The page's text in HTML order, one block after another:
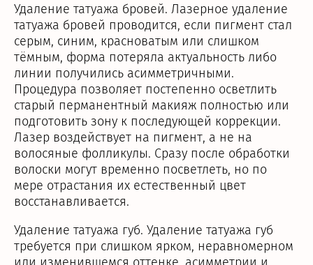
Удаление татуажа бровей. Лазерное удаление
татуажа бровей проводится, если пигмент стал
серым, синим, красноватым или слишком
тёмным, форма потеряла актуальность либо
линии получились асимметричными.
Процедура позволяет постепенно осветлить
старый перманентный макияж полностью или
подготовить зону к последующей коррекции.
Лазер воздействует на пигмент, а не на
волосяные фолликулы. Сразу после обработки
волоски могут временно посветлеть, но по
мере отрастания их естественный цвет
восстанавливается.
Удаление татуажа губ. Удаление татуажа губ
требуется при слишком ярком, неравномерном